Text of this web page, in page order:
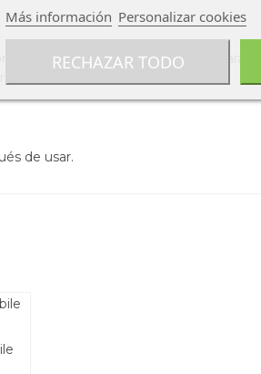
diseño único. Perfecto tanto para
de usar.
Más información Personalizar cookies
RECHAZAR TODO